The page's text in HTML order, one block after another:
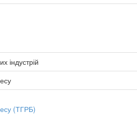
індустрій
(ТГРБ)